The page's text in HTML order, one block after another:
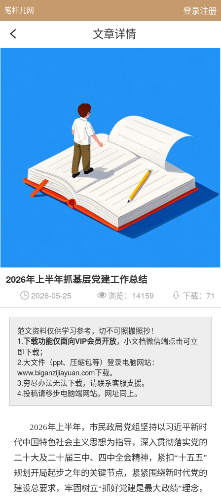
笔杆儿网 登录注册
文章详情
2026年上半年抓基层党建工作总结
2026-05-25 浏览：14159 下载：71
范文资料仅供学习参考，切不可照搬照抄！
1.下载功能仅面向VIP会员开放，小文档微信端点击可立
即下载；
2.大文件（ppt、压缩包等）登录电脑网站：
www.biganzijiayuan.com下载。
3.穷尽办法无法下载，请联系客服支援。
4.投稿请移步电脑端网站。网址同上。
2026年上半年，市民政局党组坚持以习近平新时
代中国特色社会主义思想为指导，深入贯彻落实党的
二十大及二十届三中、四中全会精神，紧扣“十五五”
规划开局起步之年的关键节点，紧紧围绕新时代党的
建设总要求，牢固树立“抓好党建是最大政绩”理念，